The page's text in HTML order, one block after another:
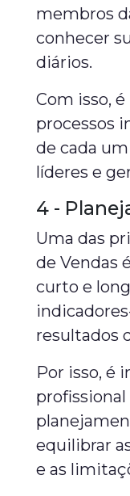
membros
conhecer
diários.
Com isso,
processos
de cada
líderes e
4 -
Uma das
de Vendas
curto e
resultados
Por isso, é
equilibrar
e as